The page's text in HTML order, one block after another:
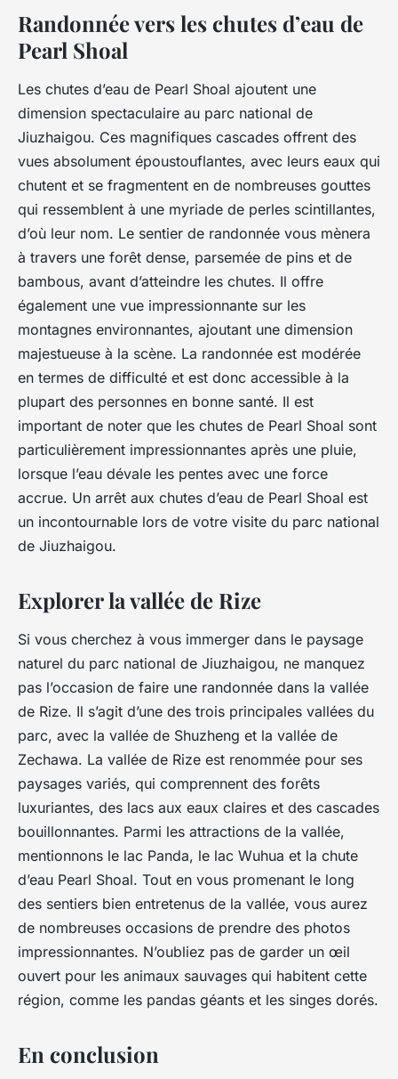
Randonnée vers les chutes d’eau de
Pearl Shoal
Les chutes d’eau de Pearl Shoal ajoutent une
dimension spectaculaire au parc national de
Jiuzhaigou. Ces magnifiques cascades offrent des
vues absolument époustouflantes, avec leurs eaux qui
chutent et se fragmentent en de nombreuses gouttes
qui ressemblent à une myriade de perles scintillantes,
d’où leur nom. Le sentier de randonnée vous mènera
à travers une forêt dense, parsemée de pins et de
bambous, avant d’atteindre les chutes. Il offre
également une vue impressionnante sur les
montagnes environnantes, ajoutant une dimension
majestueuse à la scène. La randonnée est modérée
en termes de difficulté et est donc accessible à la
plupart des personnes en bonne santé. Il est
important de noter que les chutes de Pearl Shoal sont
particulièrement impressionnantes après une pluie,
lorsque l’eau dévale les pentes avec une force
accrue. Un arrêt aux chutes d’eau de Pearl Shoal est
un incontournable lors de votre visite du parc national
de Jiuzhaigou.
Explorer la vallée de Rize
Si vous cherchez à vous immerger dans le paysage
naturel du parc national de Jiuzhaigou, ne manquez
pas l’occasion de faire une randonnée dans la vallée
de Rize. Il s’agit d’une des trois principales vallées du
parc, avec la vallée de Shuzheng et la vallée de
Zechawa. La vallée de Rize est renommée pour ses
paysages variés, qui comprennent des forêts
luxuriantes, des lacs aux eaux claires et des cascades
bouillonnantes. Parmi les attractions de la vallée,
mentionnons le lac Panda, le lac Wuhua et la chute
d’eau Pearl Shoal. Tout en vous promenant le long
des sentiers bien entretenus de la vallée, vous aurez
de nombreuses occasions de prendre des photos
impressionnantes. N’oubliez pas de garder un œil
ouvert pour les animaux sauvages qui habitent cette
région, comme les pandas géants et les singes dorés.
En conclusion